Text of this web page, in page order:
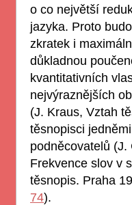
o co největší
jazyka. Proto
zkratek i
důkladnou
kvantitativních
nejvýraznějších
(J. Kraus, Vztah
těsnopisci
podněcovatelů
Frekvence slov v
těsnopis. Praha
74).